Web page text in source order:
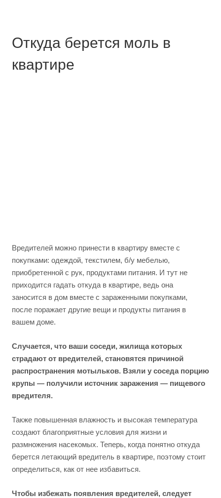
Откуда берется моль в
квартире
Вредителей можно принести в квартиру вместе с
покупками: одеждой, текстилем, б/у мебелью,
приобретенной с рук, продуктами питания. И тут не
приходится гадать откуда в квартире, ведь она
заносится в дом вместе с зараженными покупками,
после поражает другие вещи и продукты питания в
вашем доме.
Случается, что ваши соседи, жилища которых
страдают от вредителей, становятся причиной
распространения мотыльков. Взяли у соседа порцию
крупы — получили источник заражения — пищевого
вредителя.
Также повышенная влажность и высокая температура
создают благоприятные условия для жизни и
размножения насекомых. Теперь, когда понятно откуда
берется летающий вредитель в квартире, поэтому стоит
определиться, как от нее избавиться.
Чтобы избежать появления вредителей, следует